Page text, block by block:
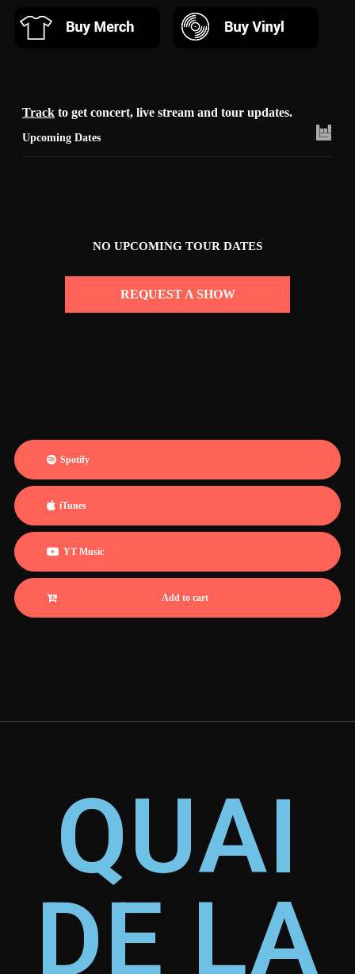
Trackto get concert, live stream and tour updates.
Upcoming Dates
NO UPCOMING TOUR DATES
REQUEST A SHOW
Spotify
iTunes
YT Music
Add to cart
QUAI
DE LA